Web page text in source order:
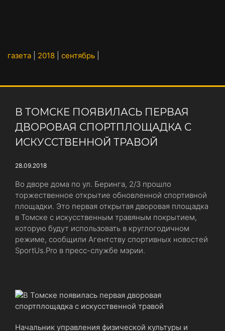
газета 2018 сентябрь
В ТОМСКЕ ПОЯВИЛАСЬ ПЕРВАЯ
ДВОРОВАЯ СПОРТПЛОЩАДКА С
ИСКУССТВЕННОЙ ТРАВОЙ
28.09.2018
Во дворе дома по ул. Беринга, 2/3 прошло
торжественное открытие обновленной спортивной
площадки. Это первая открытая дворовая площадка
в Томске с искусственным травяным покрытием,
которую будут использовать в круглогодичном
режиме, сообщили Агентству спортивных новостей
SportUs.Pro в пресс-службе мэрии.
Начальник управления физической культуры и